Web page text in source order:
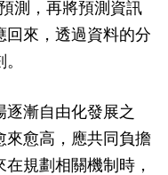
測，再將預測資訊
來，透過資料的分
漸自由化發展之
來愈高，應共同負擔
規劃相關機制時，